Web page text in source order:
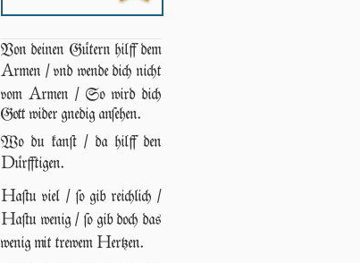
Von deinen Gütern hilff dem
Armen / vnd wende dich nicht
vom Armen / So wird dich
Gott wider gnedig anſehen.
Wo du kanſt / da hilff den
Dürfftigen.
Haſtu viel / ſo gib reichlich /
Haſtu wenig / ſo gib doch das
wenig mit trewem Hertzen.